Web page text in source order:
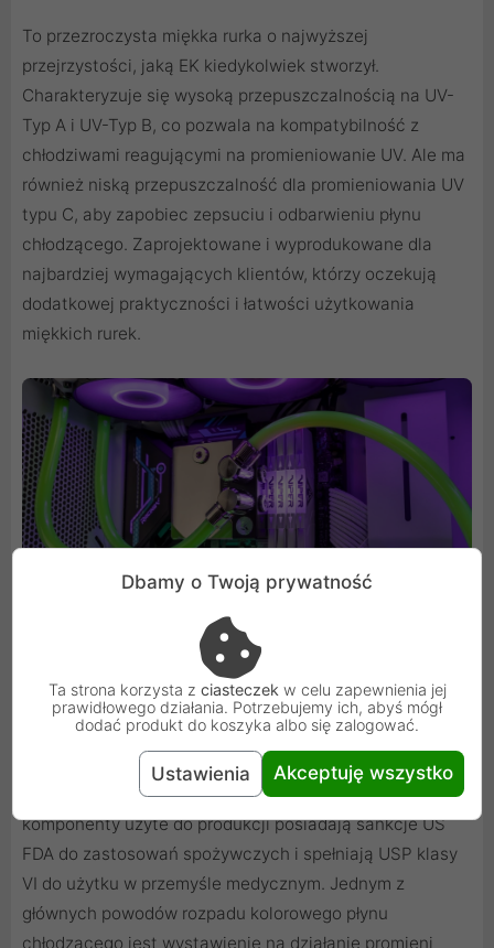
To przezroczysta miękka rurka o najwyższej
przejrzystości, jaką EK kiedykolwiek stworzył.
Charakteryzuje się wysoką przepuszczalnością na UV-
Typ A i UV-Typ B, co pozwala na kompatybilność z
chłodziwami reagującymi na promieniowanie UV. Ale ma
również niską przepuszczalność dla promieniowania UV
typu C, aby zapobiec zepsuciu i odbarwieniu płynu
chłodzącego. Zaprojektowane i wyprodukowane dla
najbardziej wymagających klientów, którzy oczekują
dodatkowej praktyczności i łatwości użytkowania
miękkich rurek.
Wysoka odporność na wypłukiwanie była jednym z
głównych celów przy produkcji tego przewodu. EK-Loop
Soft Tube wykorzystuje plastyfikator nie będący
ftalanami. Jest odporny na degradację i przebarwienia
pod wpływem promieni Beta, UV i Gamma. Wszystkie
komponenty użyte do produkcji posiadają sankcje US
FDA do zastosowań spożywczych i spełniają USP klasy
VI do użytku w przemyśle medycznym. Jednym z
głównych powodów rozpadu kolorowego płynu
chłodzącego jest wystawienie na działanie promieni
Dbamy o Twoją prywatność
Ta strona korzysta z ciasteczekw celu zapewnienia jej
prawidłowego działania. Potrzebujemy ich, abyś mógł
dodać produkt do koszyka albo się zalogować.
Ustawienia Akceptuję wszystko